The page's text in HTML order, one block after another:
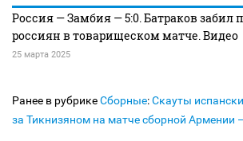
Россия — Замбия — 5:0. Батраков забил
россиян в товарищеском матче. Видео
25 марта 2025
Ранее в рубрикеСборные:Скауты
за Тикнизяном на матче сборной Армении